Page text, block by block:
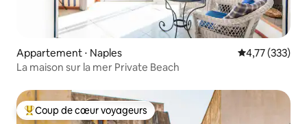
Appartement ⋅ Naples Évaluation
4,77 (333)
La maison sur la mer Private Beach
Coups de cœur voyageurs les plus appréciés
Coup de cœur voyageurs